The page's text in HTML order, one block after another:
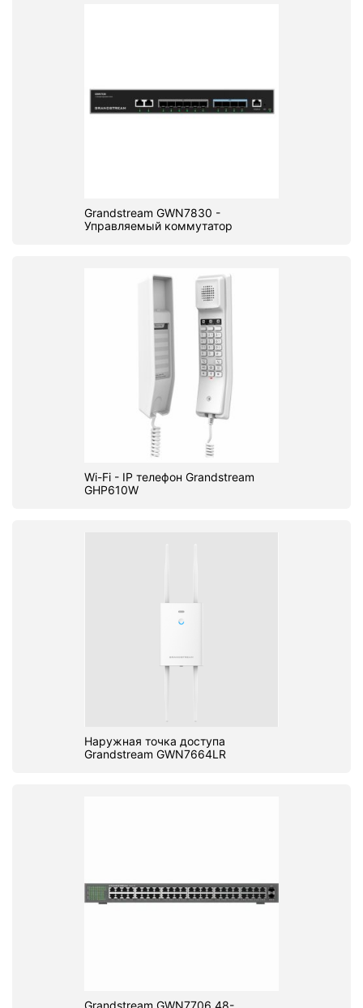
Grandstream GWN7830 -
Управляемый коммутатор
Wi-Fi - IP телефон Grandstream
GHP610W
Наружная точка доступа
Grandstream GWN7664LR
Grandstream GWN7706 48-